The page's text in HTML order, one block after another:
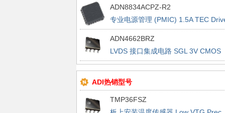
ADN8834ACPZ-R2
专业电源管理 (PMIC) 1.5A TEC
ADN4662BRZ
LVDS 接口集成电路 SGL 3V CMOS
Diff Line Receiver
ADI热销型号
TMP36FSZ